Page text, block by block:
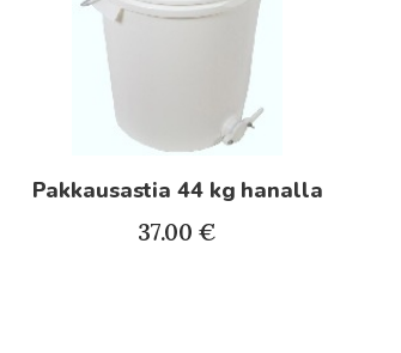
Pakkausastia 44 kg hanalla
37.00 €